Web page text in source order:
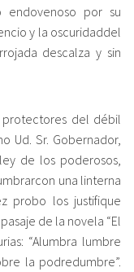
por su
y la oscuridaddel
descalza y sin
del débil
Ud. Sr. Gobernador,
de los poderosos,
una linterna
probo los justifique
de la novela “El
“Alumbra lumbre
la podredumbre”.